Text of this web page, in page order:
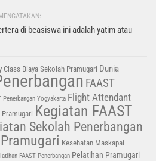
di beasiswa ini adalah yatim atau
Class Biaya Sekolah Pramugari Dunia
FAAST
Penerbangan Yogyakarta Flight Attendant
Pramugari Kegiatan FAAST
Sekolah Penerbangan
Kesehatan Maskapai
FAAST Penerbangan Pelatihan Pramugari